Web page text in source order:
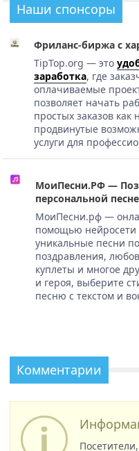
Наши спонсоры
Фриланс-биржа с
TipTop.org — это
заработка, где
оплачиваемые
позволяет начать
простых заказов как
продвинутые
услуги для
МоиПесни.РФ —
персональной
МоиПесни.рф —
помощью нейросети
уникальные песни
поздравления,
куплеты и многое
и героя, выберите
песню с текстом и
Комментарии